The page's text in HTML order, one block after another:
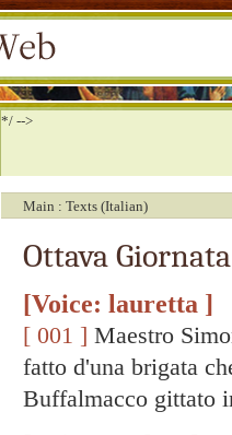
*/ -->
Main Texts (Italian)
Ottava
[Voice: lauretta ]
[ 001 ] Maestro
fatto d'una brigata
Buffalmacco gittato